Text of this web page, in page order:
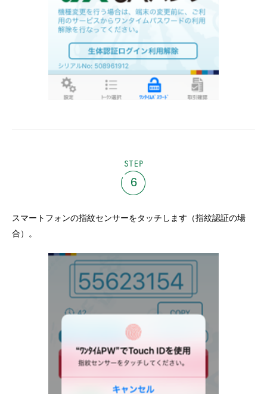
6
スマートフォンの指紋センサーをタッチします（指紋認証の場
合）。